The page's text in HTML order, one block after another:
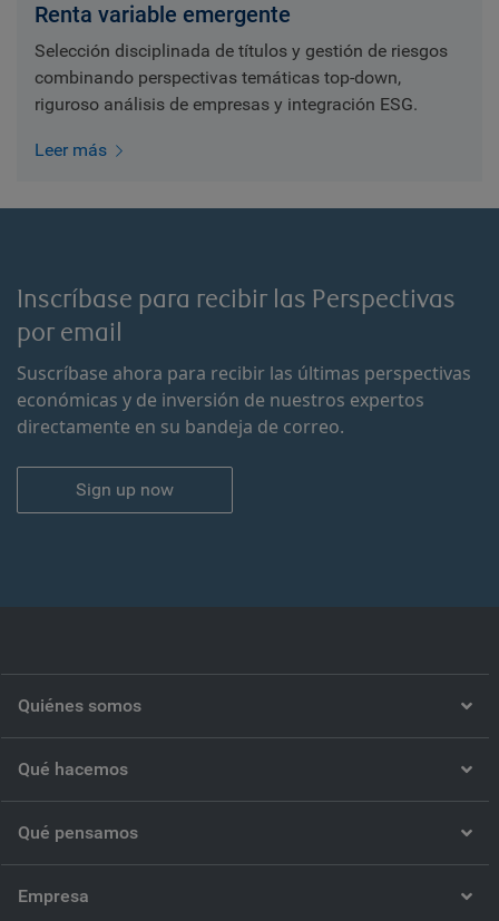
Renta variable emergente
Selección disciplinada de títulos y gestión de riesgos
combinando perspectivas temáticas top-down,
riguroso análisis de empresas y integración ESG.
Leer más
Inscríbase para recibir las Perspectivas
por email
Suscríbase ahora para recibir las últimas perspectivas
económicas y de inversión de nuestros expertos
directamente en su bandeja de correo.
Sign up now
Quiénes somos
Qué hacemos
Qué pensamos
Empresa